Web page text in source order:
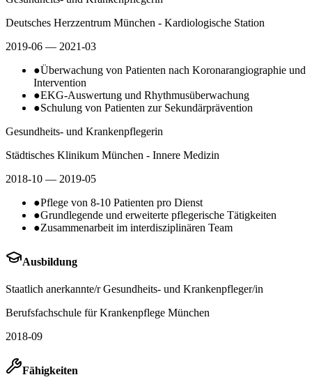
Deutsches Herzzentrum München - Kardiologische Station
2019-06 — 2021-03
●Überwachung von Patienten nach Koronarangiographie und
Intervention
●EKG-Auswertung und Rhythmusüberwachung
●Schulung von Patienten zur Sekundärprävention
Gesundheits- und Krankenpflegerin
Städtisches Klinikum München - Innere Medizin
2018-10 — 2019-05
●Pflege von 8-10 Patienten pro Dienst
●Grundlegende und erweiterte pflegerische Tätigkeiten
●Zusammenarbeit im interdisziplinären Team
Ausbildung
Staatlich anerkannte/r Gesundheits- und Krankenpfleger/in
Berufsfachschule für Krankenpflege München
2018-09
Fähigkeiten